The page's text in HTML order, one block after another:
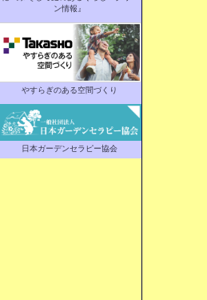
ン情報』
やすらぎのある空間づくり
日本ガーデンセラピー協会